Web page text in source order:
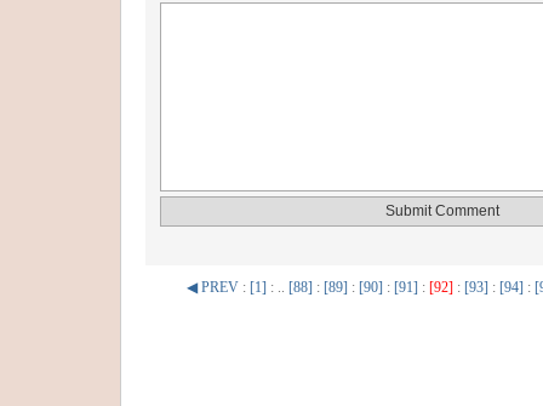
◀ PREV : [1] : .. [88] : [89] : [90] : [91] : [92] : [93] : [94] :